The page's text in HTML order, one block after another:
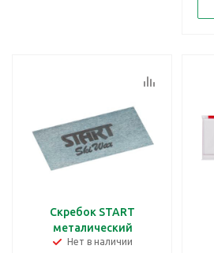
Скребок START
металический
Нет в наличии